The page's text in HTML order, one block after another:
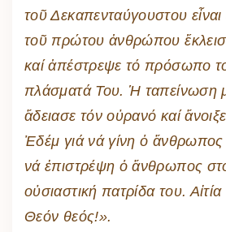
τοῦ Δεκαπενταύγουστου
τοῦ πρώτου ἀνθρώπου
καί ἀπέστρεψε τό πρόσωπο
πλάσματά Του. Ἡ ταπείνωση
ἄδειασε τόν οὐρανό καί
Ἐδέμ γιά νά γίνη ὁ ἄνθρωπος
νά ἐπιστρέψη ὁ ἄνθρωπος
οὐσιαστική πατρίδα του.
Θεόν θεός!».